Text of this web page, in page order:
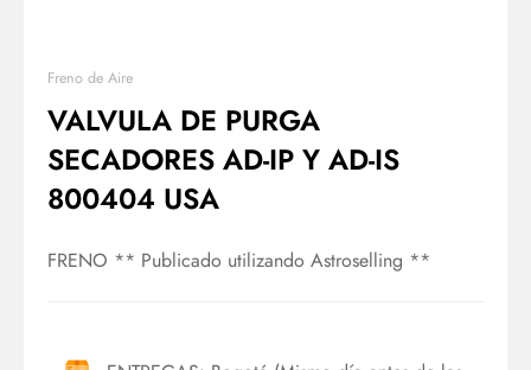
Freno de Aire
VALVULA DE PURGA
SECADORES AD-IP Y AD-IS
800404 USA
FRENO ** Publicado utilizando Astroselling **